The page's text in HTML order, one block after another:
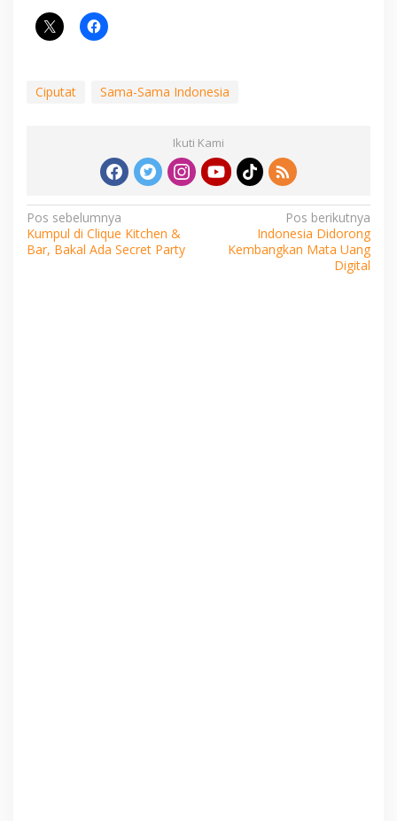
Ciputat Sama-Sama Indonesia
Ikuti Kami
Navigasi
pos
Pos sebelumnya
Kumpul di Clique Kitchen &
Bar, Bakal Ada Secret Party
Pos berikutnya
Indonesia Didorong
Kembangkan Mata Uang
Digital